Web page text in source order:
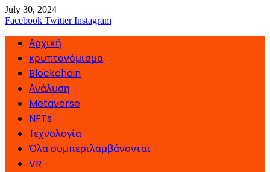
July 30, 2024
Facebook Twitter Instagram
Αρχική
κρυπτονόμισμα
Blockchain
Ανάλυση
Metaverse
NFTs
Τεχνολογία
Όλα συμπεριλαμβάνονται
VR